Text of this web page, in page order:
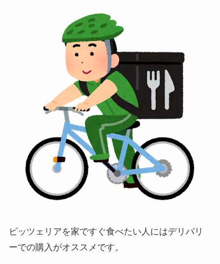
ピッツェリアを家ですぐ食べたい人にはデリバリ
ーでの購入がオススメです。